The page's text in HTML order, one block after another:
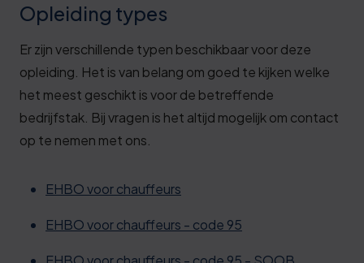
Opleiding types
Er zijn verschillende typen beschikbaar voor deze
opleiding. Het is van belang om goed te kijken welke
het meest geschikt is voor de betreffende
bedrijfstak. Bij vragen is het altijd mogelijk om contact
op te nemen met ons.
EHBO voor chauffeurs
EHBO voor chauffeurs - code 95